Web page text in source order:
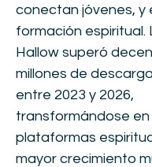
conectan jóvenes, y
formación espiritual.
Hallow superó
millones de
entre 2023 y 2026,
transformándose en
plataformas
mayor crecimiento